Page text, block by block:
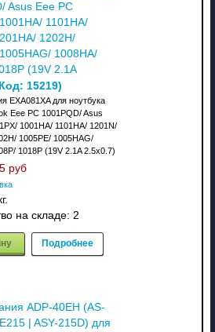
Asus Eee PC
1101HA/
1202H/
1008HA/
(19V 2.1A
15219)
EXA081XA для ноутбука
Eee PC 1001PQD/ Asus
1001HA/ 1101HA/ 1201N/
1005PE/ 1005HAG/
1018P (19V 2.1A 2.5x0.7)
руб
на складе: 2
Подробнее
ADP-40EH (AS-
| ASY-215D) для